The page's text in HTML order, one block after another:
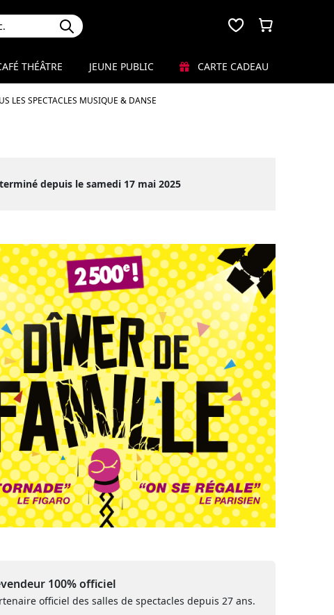
LES SPECTACLES MUSIQUE & DANSE
THÉÂTRE JEUNE PUBLIC CARTE CADEAU
depuis le samedi 17 mai 2025
100% officiel
officiel des salles de spectacles depuis 27 ans.